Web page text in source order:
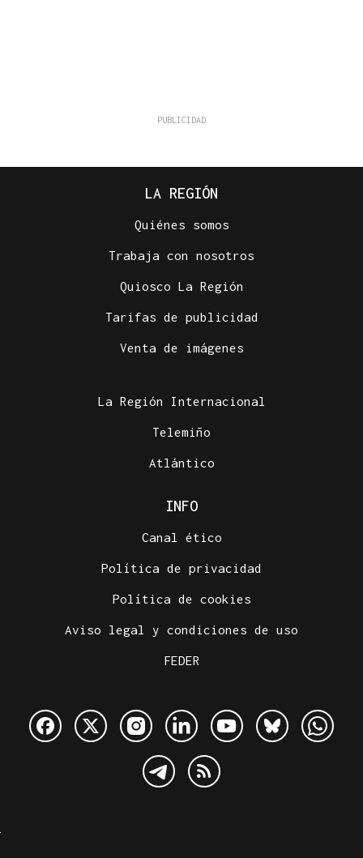
LA REGIÓN
Quiénes somos
Trabaja con nosotros
Quiosco La Región
Tarifas de publicidad
Venta de imágenes
La Región Internacional
Telemiño
Atlántico
INFO
Canal ético
Política de privacidad
Política de cookies
Aviso legal y condiciones de uso
FEDER